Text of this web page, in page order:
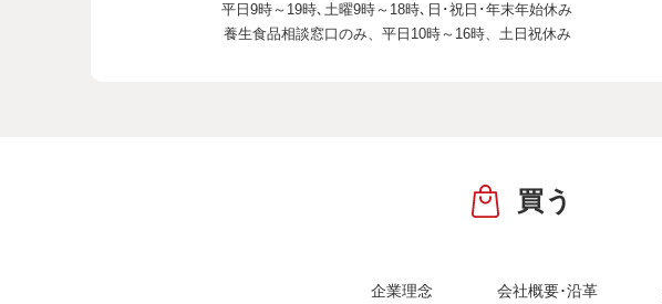
平日9時～19時､土曜9時～18時､ 日･祝日･年末年始休み
養生食品相談窓口のみ、 平日10時～16時、土日祝休み
買う
企業理念 会社概要･沿革